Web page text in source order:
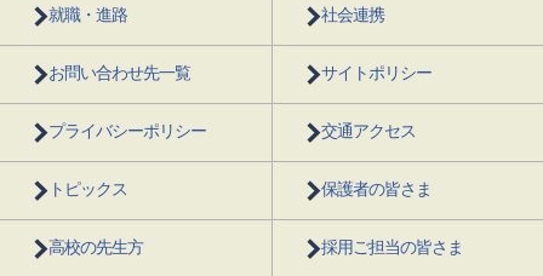
就職・進路 社会連携
お問い合わせ先一覧 サイトポリシー
プライバシーポリシー 交通アクセス
トピックス 保護者の皆さま
高校の先生方 採用ご担当の皆さま